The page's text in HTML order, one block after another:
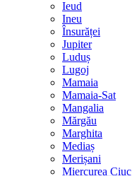
Ieud
Ineu
Însurăței
Jupiter
Luduș
Lugoj
Mamaia
Mamaia-Sat
Mangalia
Mărgău
Marghita
Mediaș
Merișani
Miercurea Ciuc